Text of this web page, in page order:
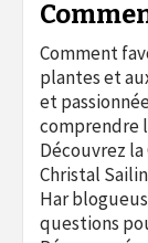
Comment
plantes et
et
comprendre
Découvrez la
Christal
Har
questions